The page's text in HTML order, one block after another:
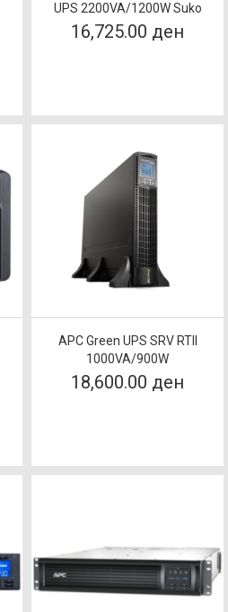
UPS 2200VA/1200W Suko
16,725.00 ден
APC Green UPS SRV RTII
1000VA/900W
18,600.00 ден